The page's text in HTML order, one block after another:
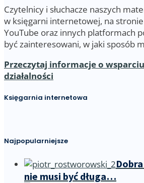
Czytelnicy i słuchacze naszych
w księgarni internetowej, na
YouTube oraz innych platformach
być zainteresowani, w jaki sposób
Przeczytaj informacje o
działalności
Księgarnia internetowa
Najpopularniejsze
nie musi być długa…